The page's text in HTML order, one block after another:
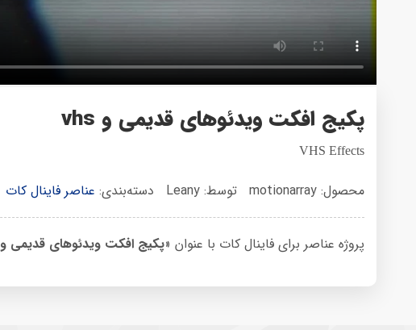
پکیج افکت ویدئوهای قدیمی و vhs
VHS Effects
محصول: motionarray توسط: Leany دسته‌بندی: عناصر فاینال کات
پروژه عناصر برای فاینال کات با عنوان «پکیج افکت ویدئوهای قدیمی و vhs